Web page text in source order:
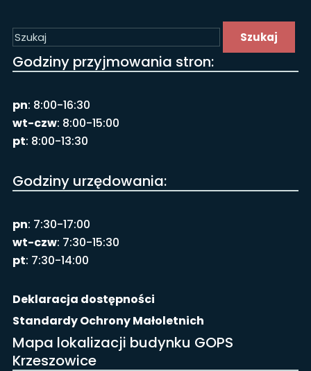
Szukaj
Godziny przyjmowania stron:
pn: 8:00-16:30
wt-czw: 8:00-15:00
pt: 8:00-13:30
Godziny urzędowania:
pn: 7:30-17:00
wt-czw: 7:30-15:30
pt: 7:30-14:00
Deklaracja dostępności
Standardy Ochrony Małoletnich
Mapa lokalizacji budynku GOPS
Krzeszowice